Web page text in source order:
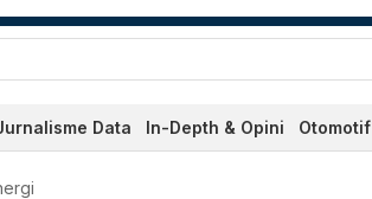
Data In-Depth & Opini Otomotif